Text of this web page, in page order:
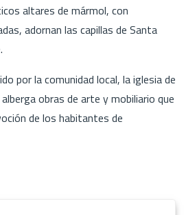
altares de mármol, con
adornan las capillas de Santa
por la comunidad local, la iglesia de
obras de arte y mobiliario que
de los habitantes de